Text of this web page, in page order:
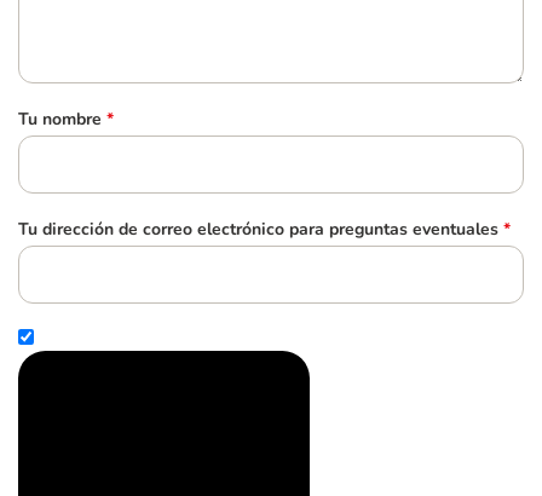
Tu nombre *
Tu dirección de correo electrónico para preguntas eventuales *